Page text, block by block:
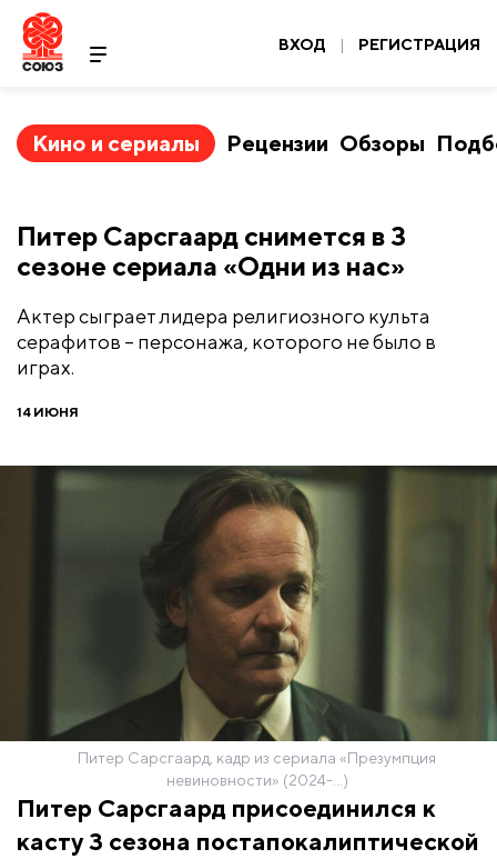
ВХОД | РЕГИСТРАЦИЯ
Кино и сериалы Рецензии Обзоры
Питер Сарсгаард снимется в 3
сезоне сериала «Одни из нас»
Актер сыграет лидера религиозного культа
серафитов – персонажа, которого не было в
играх.
14 ИЮНЯ
Питер Сарсгаард, кадр из сериала «Презумпция
невиновности» (2024-...)
Питер Сарсгаард присоединился к
касту 3 сезона постапокалиптической